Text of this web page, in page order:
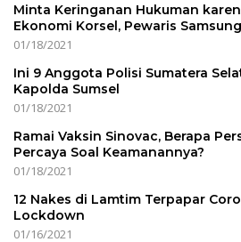
Minta Keringanan Hukuman
Ekonomi Korsel, Pewaris
01/18/2021
Ini 9 Anggota Polisi Sumatera
Kapolda Sumsel
01/18/2021
Ramai Vaksin Sinovac, Berapa
Percaya Soal Keamanannya?
01/18/2021
12 Nakes di Lamtim Terpapar
Lockdown
01/16/2021